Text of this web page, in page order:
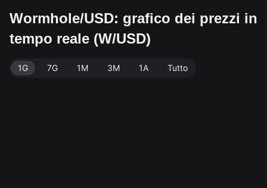
di $26,720.13. Wormhole ha una capitalizzazione di m
ercato di $53,848,589 e un'offerta circolante di 6.30B
W. Fonte dei dati: Bitget Exchange. Ultimo aggiornam
Wormhole/USD: grafico dei prezzi in
tempo reale (W/USD)
1G 7G 1M 3M 1A Tutto